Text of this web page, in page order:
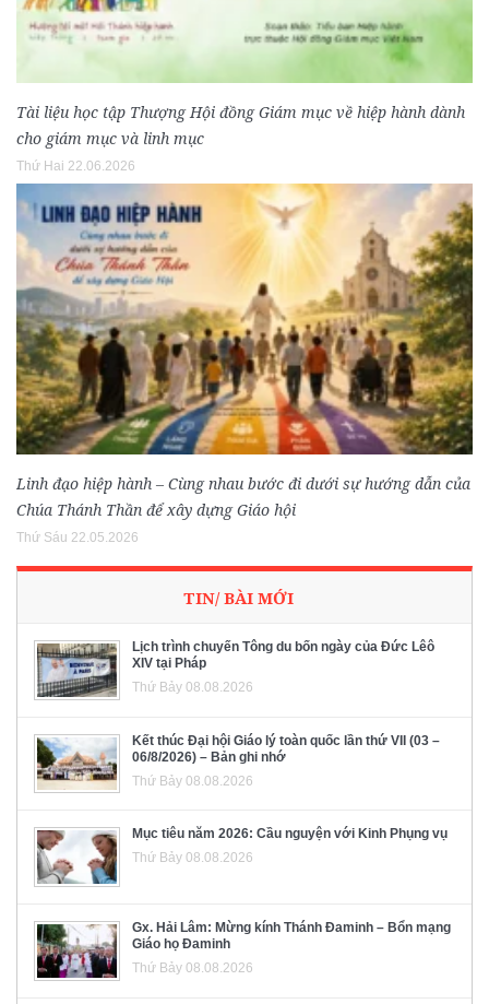
Tài liệu học tập Thượng Hội đồng Giám mục về hiệp hành dành
cho giám mục và linh mục
Thứ Hai 22.06.2026
Linh đạo hiệp hành – Cùng nhau bước đi dưới sự hướng dẫn của
Chúa Thánh Thần để xây dựng Giáo hội
Thứ Sáu 22.05.2026
TIN/ BÀI MỚI
Lịch trình chuyến Tông du bốn ngày của Đức Lêô
XIV tại Pháp
Thứ Bảy 08.08.2026
Kết thúc Đại hội Giáo lý toàn quốc lần thứ VII (03 –
06/8/2026) – Bản ghi nhớ
Thứ Bảy 08.08.2026
Mục tiêu năm 2026: Cầu nguyện với Kinh Phụng vụ
Thứ Bảy 08.08.2026
Gx. Hải Lâm: Mừng kính Thánh Đaminh – Bổn mạng
Giáo họ Đaminh
Thứ Bảy 08.08.2026